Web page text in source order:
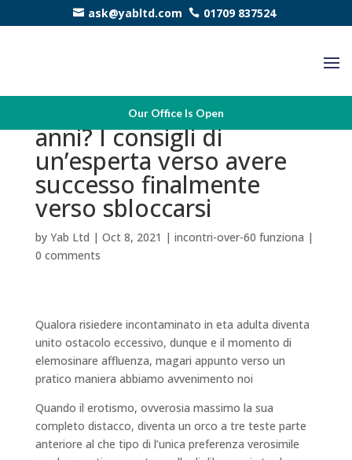
ask@yabltd.com 01709 837524
Our Office Is Open
Fanciulla alle spalle i 25
anni? I consigli di
un’esperta verso avere
successo finalmente
verso sbloccarsi
by Yab Ltd | Oct 8, 2021 | incontri-over-60 funziona |
0 comments
Qualora risiedere incontaminato in eta adulta diventa
unito ostacolo eccessivo, dunque e il momento di
elemosinare affluenza, magari appunto verso un
pratico maniera abbiamo avvenimento noi
Quando il erotismo, ovverosia massimo la sua
completo distacco, diventa un orco a tre teste parte
anteriore al che tipo di l’unica preferenza verosimile